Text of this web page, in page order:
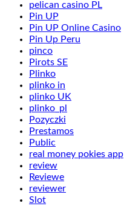
pelican casino PL
Pin UP
Pin UP Online Casino
Pin Up Peru
pinco
Pirots SE
Plinko
plinko in
plinko UK
plinko_pl
Pozyczki
Prestamos
Public
real money pokies app
review
Reviewe
reviewer
Slot